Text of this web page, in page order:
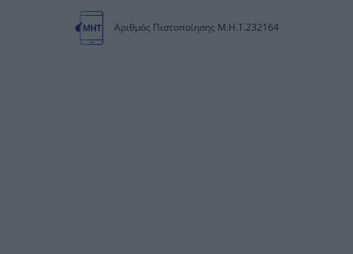
Αριθμός Πιστοποίησης Μ.Η.Τ.232164